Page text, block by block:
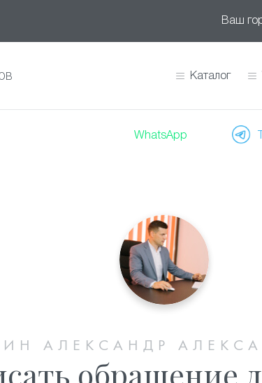
Ваш
Каталог
WhatsApp
АЛЕКСАНДР
обращение